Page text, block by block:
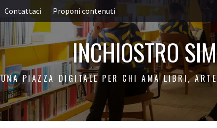
Contattaci Proponi contenuti
INCHIOSTRO
UNA PIAZZA DIGITALE PER CHI AMA LIBRI,